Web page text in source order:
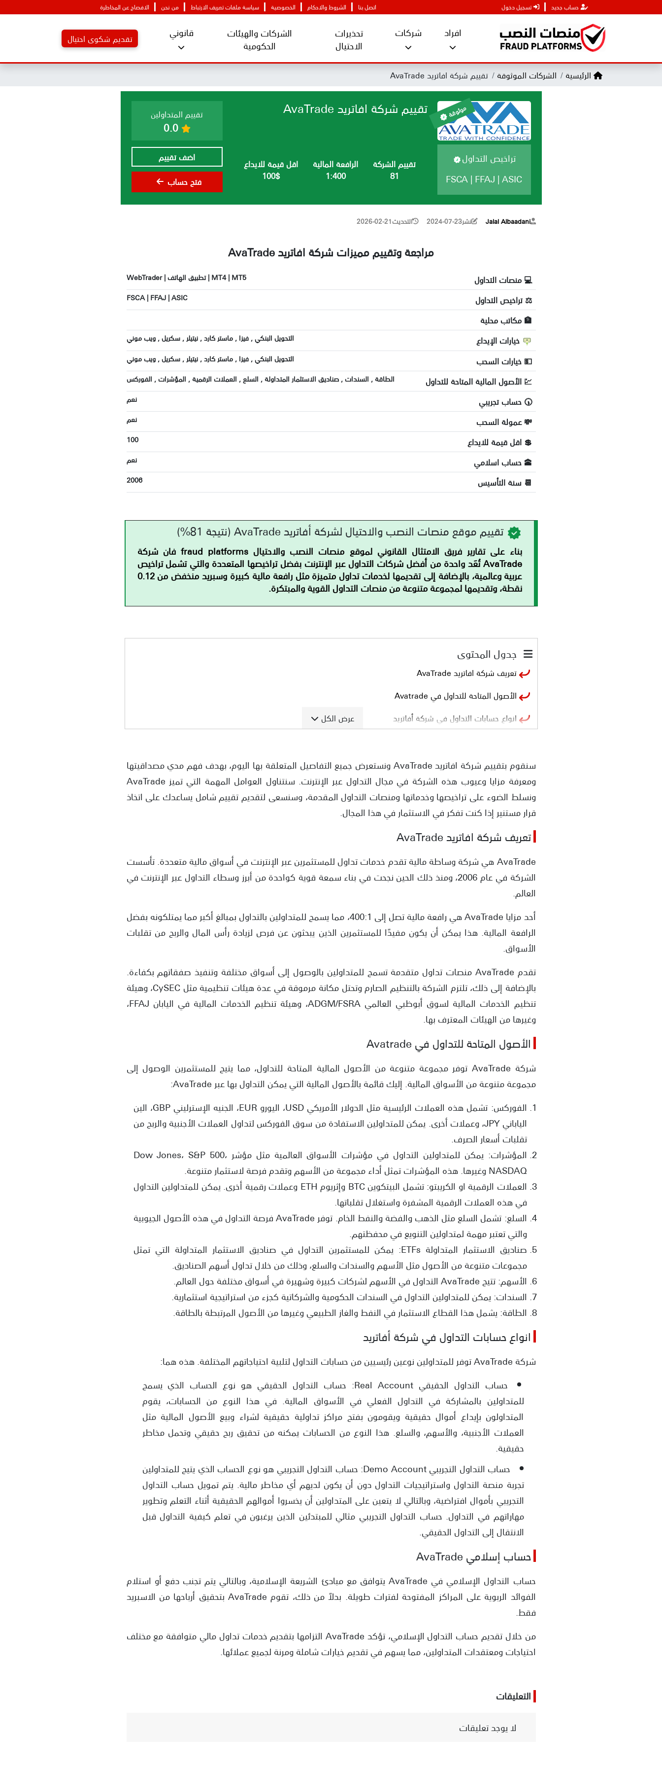
حساب جديد تسجيل دخول اتصل بنا الشروط والاحكام الخصوصية سياسة ملفات تعريف الارتباط من نحن الافصاح عن المخاطرة
افراد شركات تحذيرات
الاحتيال
الشركات والهيئات
الحكومية
قانوني تقديم شكوى احتيال
الرئيسية الشركات الموثوقة تقييم شركة افاتريد AvaTrade
موثوقة تقييم شركة افاتريد AvaTrade تقييم المتداولين
0.0
تراخيص التداول
FSCA | FFAJ | ASIC
تقييم الشركة
81
الرافعة المالية
1:400
اقل قيمة للايداع
100$
اضف تقييم
فتح حساب
Jalal Albaadani نشر2024-07-23 التحديث2026-02-21
مراجعة وتقييم مميزات شركة افاتريد AvaTrade
💻 منصات التداول MT4 | MT5 | تطبيق الهاتف | WebTrader
⚖️ تراخيص التداول FSCA | FFAJ | ASIC
🏦 مكاتب محلية
خيارات الإيداع
التحويل البنكي , فيزا , ماستر كارد , نيتيلر , سكريل , ويب موني
💵 خيارات السحب التحويل البنكي , فيزا , ماستر كارد , نيتيلر , سكريل , ويب موني
💹 الأصول المالية المتاحة للتداول الطاقة , السندات , صناديق الاستثمار المتداولة , السلع , العملات الرقمية , المؤشرات , الفوركس
🕠 حساب تجريبي نعم
💸 عمولة السحب نعم
💲 اقل قيمة للايداع 100
🕋 حساب اسلامي نعم
📆 سنة التأسيس 2006
تقييم موقع منصات النصب والاحتيال لشركة أفاتريد AvaTrade (نتيجة 81%)
بناء على تقارير فريق الامتثال القانوني لموقع منصات النصب والاحتيال fraud platforms فان شركة
AvaTrade تُعَد واحدة من أفضل شركات التداول عبر الإنترنت بفضل تراخيصها المتعددة والتي تشمل تراخيص
عربية وعالمية، بالإضافة إلى تقديمها لخدمات تداول متميزة مثل رافعة مالية كبيرة وسبريد منخفض من 0.12
نقطة، وتقديمها لمجموعة متنوعة من منصات التداول القوية والمبتكرة.
جدول المحتوى
عرض الكل
تعريف شركة افاتريد AvaTrade
الأصول المتاحة للتداول في Avatrade
انواع حسابات التداول في شركة أفاتريد
سنقوم بتقييم شركة افاتريد AvaTrade ونستعرض جميع التفاصيل المتعلقة بها اليوم، بهدف فهم مدي مصداقيتها
ومعرفة مزايا وعيوب هذه الشركة في مجال التداول عبر الإنترنت. سنتناول العوامل المهمة التي تميز AvaTrade
ونسلط الضوء على تراخيصها وخدماتها ومنصات التداول المقدمة، وسنسعى لتقديم تقييم شامل يساعدك على اتخاذ
قرار مستنير إذا كنت تفكر في الاستثمار في هذا المجال.
تعريف شركة افاتريد AvaTrade
AvaTrade هي شركة وساطة مالية تقدم خدمات تداول للمستثمرين عبر الإنترنت في أسواق مالية متعددة. تأسست
الشركة في عام 2006، ومنذ ذلك الحين نجحت في بناء سمعة قوية كواحدة من أبرز وسطاء التداول عبر الإنترنت في
العالم.
أحد مزايا AvaTrade هي رافعة مالية تصل إلى 400:1، مما يسمح للمتداولين بالتداول بمبالغ أكبر مما يمتلكونه بفضل
الرافعة المالية. هذا يمكن أن يكون مفيدًا للمستثمرين الذين يبحثون عن فرص لزيادة رأس المال والربح من تقلبات
الأسواق.
تقدم AvaTrade منصات تداول متقدمة تسمح للمتداولين بالوصول إلى أسواق مختلفة وتنفيذ صفقاتهم بكفاءة.
بالإضافة إلى ذلك، تلتزم الشركة بالتنظيم الصارم وتحتل مكانة مرموقة في عدة هيئات تنظيمية مثل CySEC، وهيئة
تنظيم الخدمات المالية لسوق أبوظبي العالمي ADGM/FSRA، وهيئة تنظيم الخدمات المالية في اليابان FFAJ،
وغيرها من الهيئات المعترف بها.
الأصول المتاحة للتداول في Avatrade
شركة AvaTrade توفر مجموعة متنوعة من الأصول المالية المتاحة للتداول، مما يتيح للمستثمرين الوصول إلى
مجموعة متنوعة من الأسواق المالية. إليك قائمة بالأصول المالية التي يمكن التداول بها عبر AvaTrade:
الفوركس: تشمل هذه العملات الرئيسية مثل الدولار الأمريكي USD، اليورو EUR، الجنيه الإسترليني GBP، الين
الياباني JPY، وعملات أخرى. يمكن للمتداولين الاستفادة من سوق الفوركس لتداول العملات الأجنبية والربح من
تقلبات أسعار الصرف.
المؤشرات: يمكن للمتداولين التداول في مؤشرات الأسواق العالمية مثل مؤشر Dow Jones، S&P 500،
NASDAQ وغيرها. هذه المؤشرات تمثل أداء مجموعة من الأسهم وتقدم فرصة لاستثمار متنوعة.
العملات الرقمية او الكريبتو: تشمل البيتكوين BTC وإثريوم ETH وعملات رقمية أخرى. يمكن للمتداولين التداول
في هذه العملات الرقمية المشفرة واستغلال تقلباتها.
السلع: تشمل السلع مثل الذهب والفضة والنفط الخام. توفر AvaTrade فرصة التداول في هذه الأصول الجيوبية
والتي تعتبر مهمة لمتداولين التنويع في محفظتهم.
صناديق الاستثمار المتداولة ETFs: يمكن للمستثمرين التداول في صناديق الاستثمار المتداولة التي تمثل
مجموعات متنوعة من الأصول مثل الأسهم والسندات والسلع، وذلك من خلال تداول أسهم الصناديق.
الأسهم: تتيح AvaTrade التداول في الأسهم لشركات كبيرة وشهيرة في أسواق مختلفة حول العالم.
السندات: يمكن للمتداولين التداول في السندات الحكومية والشركاتية كجزء من استراتيجية استثمارية.
الطاقة: يشمل هذا القطاع الاستثمار في النفط والغاز الطبيعي وغيرها من الأصول المرتبطة بالطاقة.
انواع حسابات التداول في شركة أفاتريد
شركة AvaTrade توفر للمتداولين نوعين رئيسيين من حسابات التداول لتلبية احتياجاتهم المختلفة. هذه هما:
حساب التداول الحقيقي Real Account: حساب التداول الحقيقي هو نوع الحساب الذي يسمح
للمتداولين بالمشاركة في التداول الفعلي في الأسواق المالية. في هذا النوع من الحسابات، يقوم
المتداولون بإيداع أموال حقيقية ويقومون بفتح مراكز تداولية حقيقية لشراء وبيع الأصول المالية مثل
العملات الأجنبية، والأسهم، والسلع. هذا النوع من الحسابات يمكنه من تحقيق ربح حقيقي وتحمل مخاطر
حقيقية.
حساب التداول التجريبي Demo Account: حساب التداول التجريبي هو نوع الحساب الذي يتيح للمتداولين
تجربة منصة التداول واستراتيجيات التداول دون أن يكون لديهم أي مخاطر مالية. يتم تمويل حساب التداول
التجريبي بأموال افتراضية، وبالتالي لا يتعين على المتداولين أن يخسروا أموالهم الحقيقية أثناء التعلم وتطوير
مهاراتهم في التداول. حساب التداول التجريبي مثالي للمبتدئين الذين يرغبون في تعلم كيفية التداول قبل
الانتقال إلى التداول الحقيقي.
حساب إسلامي AvaTrade
حساب التداول الإسلامي في AvaTrade يتوافق مع مبادئ الشريعة الإسلامية، وبالتالي يتم تجنب دفع أو استلام
الفوائد الربوية على المراكز المفتوحة لفترات طويلة. بدلاً من ذلك، تقوم AvaTrade بتحقيق أرباحها من الاسبريد
فقط.
من خلال تقديم حساب التداول الإسلامي، تؤكد AvaTrade التزامها بتقديم خدمات تداول مالي متوافقة مع مختلف
احتياجات ومعتقدات المتداولين، مما يسهم في تقديم خيارات شاملة ومرنة لجميع عملائها.
التعليقات
لا يوجد تعليقات